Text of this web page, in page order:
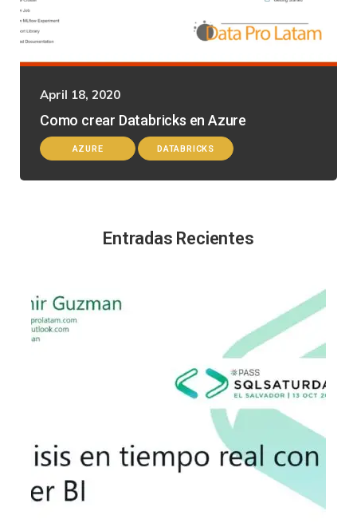
April 18, 2020
Como crear Databricks en Azure
AZURE DATABRICKS
Entradas Recientes